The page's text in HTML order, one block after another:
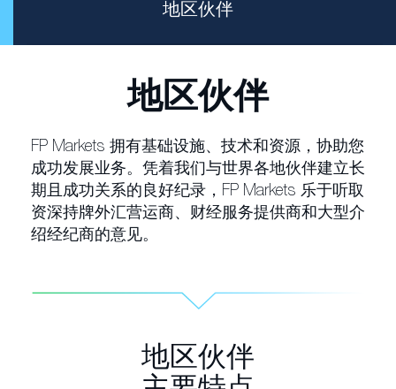
地区伙伴
地区伙伴
FP Markets 拥有基础设施、技术和资源，协助您
成功发展业务。凭着我们与世界各地伙伴建立长
期且成功关系的良好纪录，FP Markets 乐于听取
资深持牌外汇营运商、财经服务提供商和大型介
绍经纪商的意见。
地区伙伴